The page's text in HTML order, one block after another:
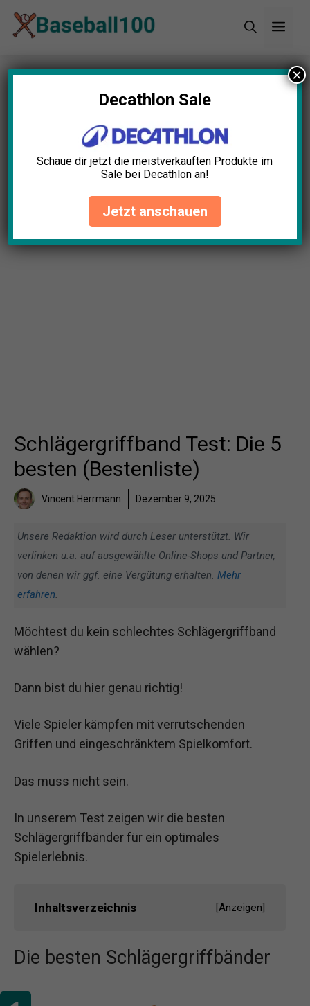
Inhalt
Startseite»Blog»Schlägergriffband Test: Die 5
besten (Bestenliste)
Schlägergriffband Test: Die 5
besten (Bestenliste)
Vincent Herrmann Dezember 9, 2025
Unsere Redaktion wird durch Leser unterstützt. Wir
verlinken u.a. auf ausgewählte Online-Shops und Partner,
von denen wir ggf. eine Vergütung erhalten. Mehr
erfahren.
Möchtest du kein schlechtes Schlägergriffband
wählen?
Dann bist du hier genau richtig!
Viele Spieler kämpfen mit verrutschenden
Griffen und eingeschränktem Spielkomfort.
Das muss nicht sein.
In unserem Test zeigen wir die besten
Schlägergriffbänder für ein optimales
Spielerlebnis.
Inhaltsverzeichnis [Anzeigen]
Die besten Schlägergriffbänder
Decathlon Sale
Schaue dir jetzt die meistverkauften Produkte im
Sale bei Decathlon an!
Jetzt anschauen
×